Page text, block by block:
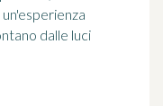
dalle luci